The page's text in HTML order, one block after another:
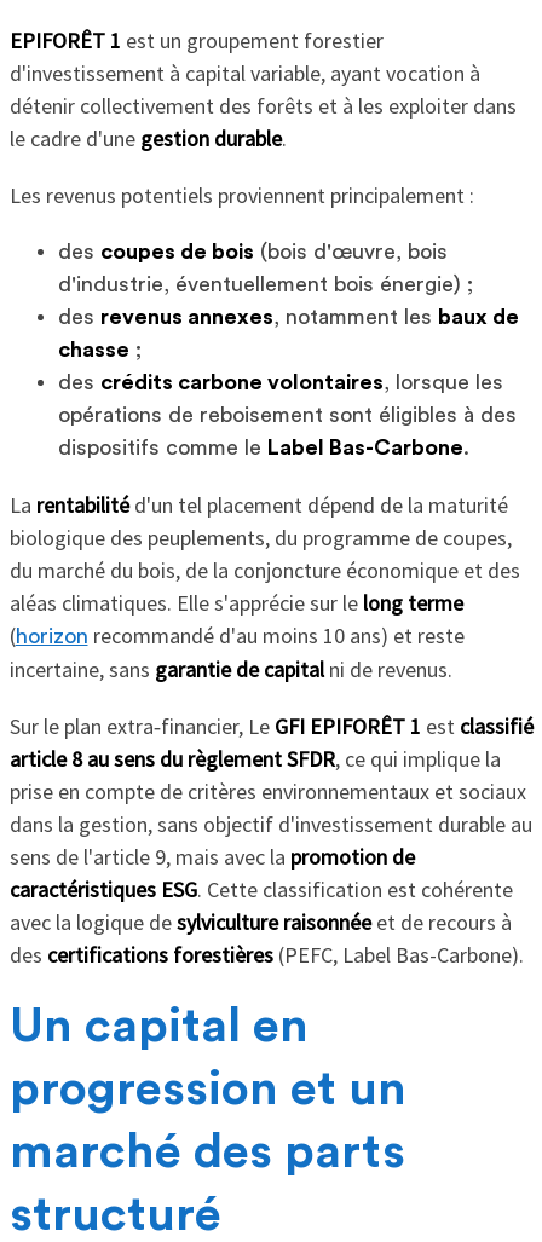
EPIFORÊT 1 est un groupement forestier
d'investissement à capital variable, ayant vocation à
détenir collectivement des forêts et à les exploiter dans
le cadre d'une gestion durable.
Les revenus potentiels proviennent principalement :
des coupes de bois (bois d'œuvre, bois
d'industrie, éventuellement bois énergie) ;
des revenus annexes, notamment les baux de
chasse ;
des crédits carbone volontaires, lorsque les
opérations de reboisement sont éligibles à des
dispositifs comme le Label Bas-Carbone.
La rentabilitéd'un tel placement dépend de la maturité
biologique des peuplements, du programme de coupes,
du marché du bois, de la conjoncture économique et des
aléas climatiques. Elle s'apprécie sur le long terme
(horizon recommandé d'au moins 10 ans) et reste
incertaine, sans garantie de capitalni de revenus.
Sur le plan extra‑financier, Le GFI EPIFORÊT 1 est classifié
article 8 au sens du règlement SFDR, ce qui implique la
prise en compte de critères environnementaux et sociaux
dans la gestion, sans objectif d'investissement durable au
sens de l'article 9, mais avec la promotion de
caractéristiques ESG. Cette classification est cohérente
avec la logique desylviculture raisonnéeet de recours à
des certifications forestières(PEFC, Label Bas-Carbone).
Un capital en
progression et un
marché des parts
structuré